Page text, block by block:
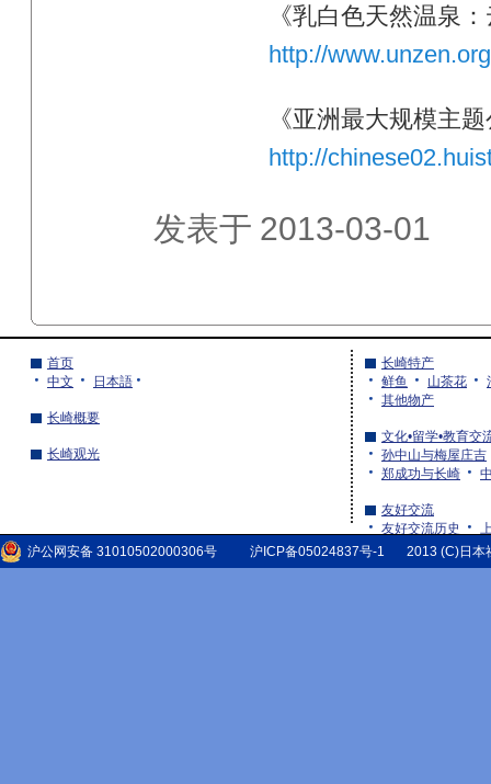
《乳白色天然温泉
http://
《亚洲最大规模主
http://
发表于 2013-03-01
首页
中文
日本語
长崎概要
长崎观光
长崎特产
鲜鱼
山茶花
其他物产
文化•留学•教育交
孙中山与梅屋庄吉
郑成功与长崎
友好交流
友好交流历史
湖北省的友好交流
沪公网安备 31010502000306号 沪ICP备05024837号-1 2013 (C)日本